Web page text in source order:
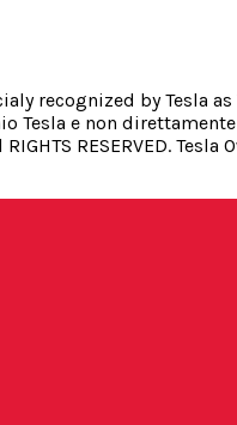
recognized by Tesla
e non
RESERVED.